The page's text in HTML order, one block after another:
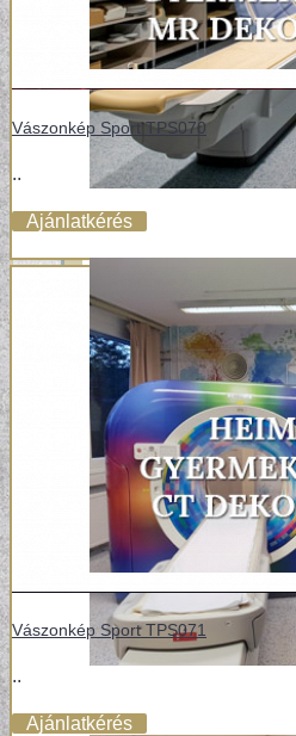
Vászonkép Sport TPS070
..
Ajánlatkérés
Vászonkép Sport TPS071
..
Ajánlatkérés